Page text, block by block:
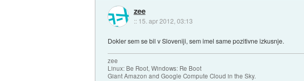
zee
:: 15. apr 2012, 03:13
Dokler sem se bil v Sloveniji, sem imel same pozitivne izkusnje.
zee
Linux: Be Root, Windows: Re Boot
Giant Amazon and Google Compute Cloud in the Sky.